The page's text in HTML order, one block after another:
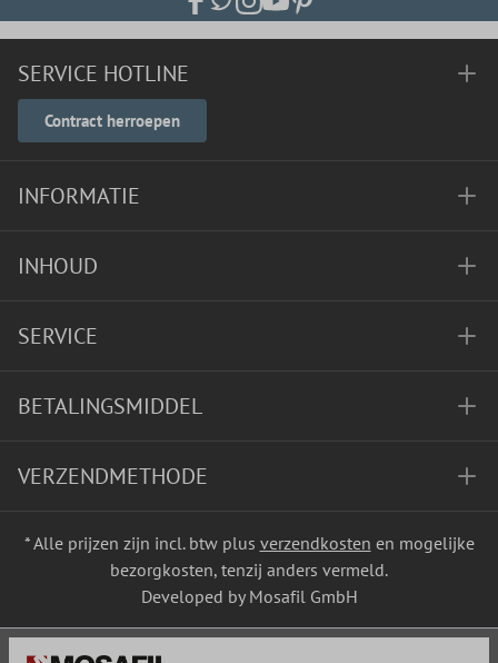
SERVICE HOTLINE
Contract herroepen
INFORMATIE
INHOUD
SERVICE
BETALINGSMIDDEL
VERZENDMETHODE
* Alle prijzen zijn incl. btw plus verzendkosten en mogelijke
bezorgkosten, tenzij anders vermeld.
Developed by Mosafil GmbH